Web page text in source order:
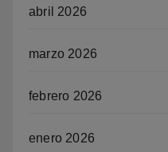
abril 2026
marzo 2026
febrero 2026
enero 2026